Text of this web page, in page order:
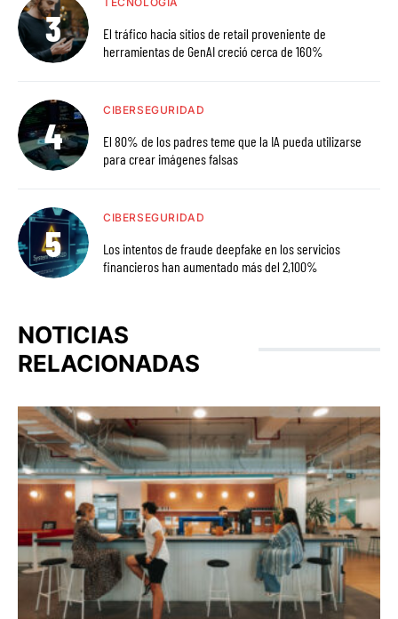
El tráfico hacia sitios de retail proveniente de
herramientas de GenAI creció cerca de 160%
CIBERSEGURIDAD
El 80% de los padres teme que la IA pueda utilizarse
para crear imágenes falsas
CIBERSEGURIDAD
Los intentos de fraude deepfake en los servicios
financieros han aumentado más del 2,100%
NOTICIAS
RELACIONADAS